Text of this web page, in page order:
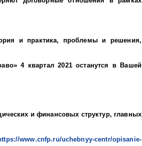
и практика, проблемы и решения,
4 квартал 2021 останутся в Вашей
и финансовых структур, главных
www.cnfp.ru/uchebnyy-centr/opisanie-